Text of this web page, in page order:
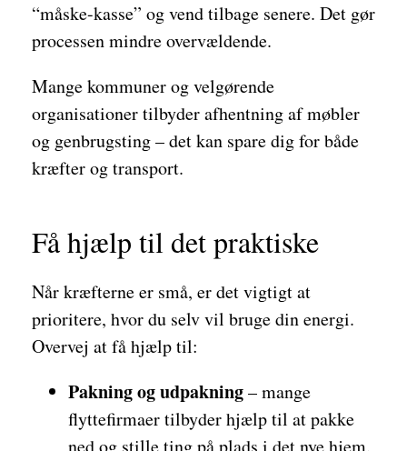
“måske-kasse” og vend tilbage senere. Det gør
processen mindre overvældende.
Mange kommuner og velgørende
organisationer tilbyder afhentning af møbler
og genbrugsting – det kan spare dig for både
kræfter og transport.
Få hjælp til det praktiske
Når kræfterne er små, er det vigtigt at
prioritere, hvor du selv vil bruge din energi.
Overvej at få hjælp til:
Pakning og udpakning– mange
flyttefirmaer tilbyder hjælp til at pakke
ned og stille ting på plads i det nye hjem.